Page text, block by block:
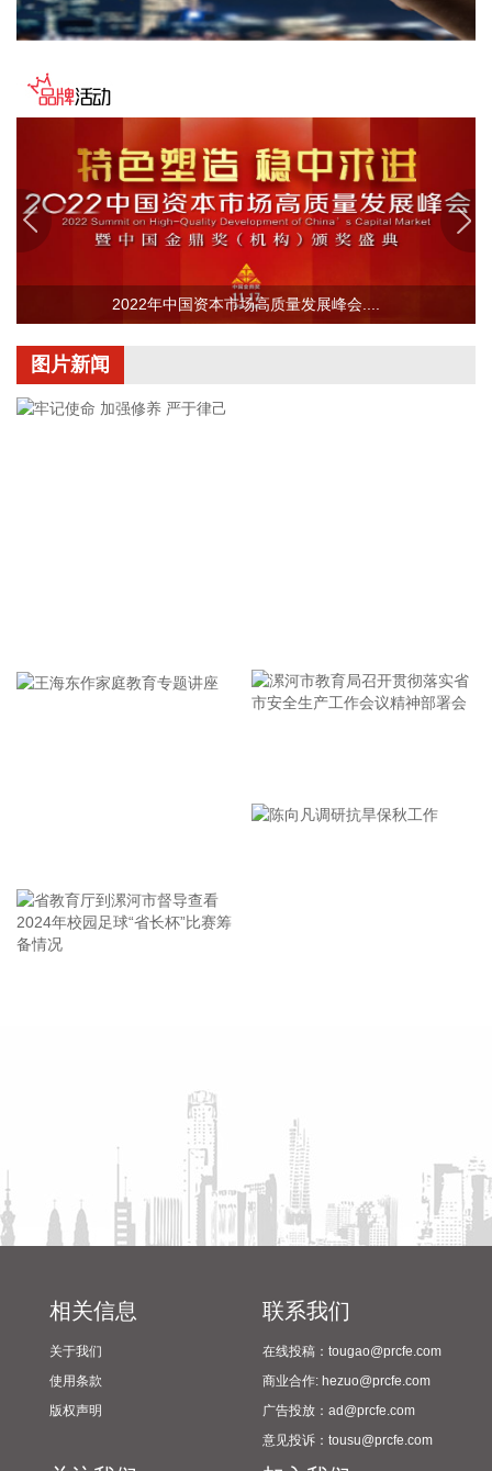
跌超3%，西部数据跌超5%，希捷科技跌超9%。
冠盛股份7月投资者关系活动记录表披露，冠盛东驰电池工厂
于4月开始调试工作，为提升工厂调试进度，国网温州供电公
司提前搭建10千伏临时线路协助公司推进设备调试进度。6月
25日，供电公司已顺利完成110千伏变电站的建设并顺利引入
市政电网进行供电。目前工厂已经进入全面联机调试工作，预
计调试周期为6—9个月。固液混合电池量产线尚未正式下线，
项目的最新动态以公司公开披露的信息为准。
2026-08-07 22:04:03
学在山港大厦签署战略合作协议。根据协议，双方将充分发挥
各自优势，强化资源共享、优势互补，加快培育新质生产力，
着力打造一批可复制、可推广的示范应用场景，为智慧绿色港
入内陆后，低空风切变较大，容易出现龙卷风，所以10日左
右“白海豚”登陆后要警惕龙卷风的可能性，气象部门也将密切
北京市住房和城乡建设委员会、北京市规划和自然资源委员
首套住房公积金贷款最高贷款额度为120万元，二套住房公积
金贷款最高额度为100万元；夫妻双方均为缴存人的，购买首
女家庭购买住房的，可上浮40万元。 同时符合多项条件的，最
高贷款额度可叠加上浮，购房家庭中1人为公积金缴存人的，
最高上浮60万元；夫妻双方均为缴存人的，最高上浮100万
元。实际贷款额度依据购房家庭还款能力确定。
2026-08-07 21:32:25
据中国工程机械工业协会对挖掘机主要制造企业统计，2026年
量7608台（含电动挖掘机41台），同比增长4.13%；出口
—7月，共销售挖掘机171841台，同比增长24.8%。其中：国
内销量86633台（含电动挖掘机227台），同比增长18.8%；出
口85208台（含电动挖掘机197台），同比增长31.7%。
2022年中国资本市场高质量发展峰会....
图片新闻
市安全生产工作会议精神部署
相关信息
关于我们
使用条款
版权声明
联系我们
在线投稿：tougao@prcfe.com
商业合作: hezuo@prcfe.com
广告投放：ad@prcfe.com
意见投诉：tousu@prcfe.com